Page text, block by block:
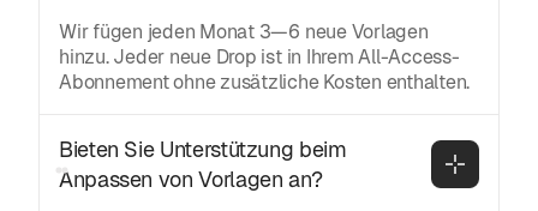
Wir fügen jeden Monat 3—6 neue Vorlagen
hinzu. Jeder neue Drop ist in Ihrem All-Access-
Abonnement ohne zusätzliche Kosten enthalten.
Bieten Sie Unterstützung beim
Anpassen von Vorlagen an?